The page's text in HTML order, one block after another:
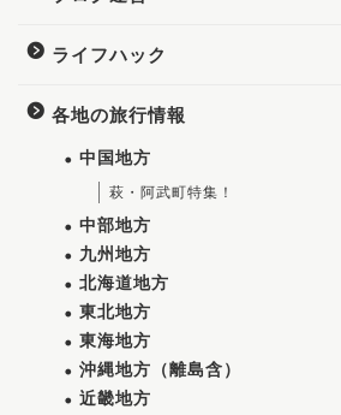
ライフハック
各地の旅行情報
中国地方
萩・阿武町特集！
中部地方
九州地方
北海道地方
東北地方
東海地方
沖縄地方（離島含）
近畿地方